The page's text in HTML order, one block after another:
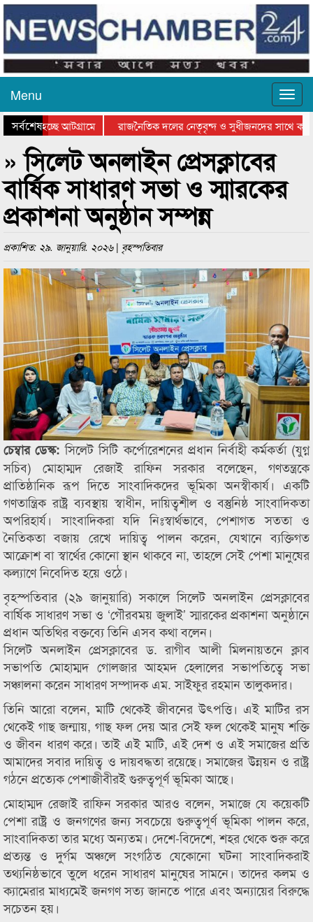
Menu
সর্বশেষ
হচ্ছে আটগ্রামে
রাজনৈতিক দলের নেতৃবৃন্দ ও সুধীজনদের সাথে
পুরস্কার বিতরণ সম্পন্ন
সিলেটে বাংলাদেশ গ্রুপ থিয়েটার ফেডারেশানের
» সিলেট অনলাইন প্রেসক্লাবের
বার্ষিক সাধারণ সভা ও স্মারকের
প্রকাশনা অনুষ্ঠান সম্পন্ন
প্রকাশিত: ২৯. জানুয়ারি. ২০২৬ | বৃহস্পতিবার
চেম্বার ডেস্ক:সিলেট সিটি কর্পোরেশনের প্রধান নির্বাহী কর্মকর্তা (যুগ্ন
সচিব) মোহাম্মদ রেজাই রাফিন সরকার বলেছেন, গণতন্ত্রকে
প্রাতিষ্ঠানিক রূপ দিতে সাংবাদিকদের ভূমিকা অনস্বীকার্য। একটি
গণতান্ত্রিক রাষ্ট্র ব্যবস্থায় স্বাধীন, দায়িত্বশীল ও বস্তুনিষ্ঠ সাংবাদিকতা
অপরিহার্য। সাংবাদিকরা যদি নিঃস্বার্থভাবে, পেশাগত সততা ও
নৈতিকতা বজায় রেখে দায়িত্ব পালন করেন, যেখানে ব্যক্তিগত
আক্রোশ বা স্বার্থের কোনো স্থান থাকবে না, তাহলে সেই পেশা মানুষের
কল্যাণে নিবেদিত হয়ে ওঠে।
বৃহস্পতিবার (২৯ জানুয়ারি) সকালে সিলেট অনলাইন প্রেসক্লাবের
বার্ষিক সাধারণ সভা ও ‘গৌরবময় জুলাই’ স্মারকের প্রকাশনা অনুষ্ঠানে
প্রধান অতিথির বক্তব্যে তিনি এসব কথা বলেন।
সিলেট অনলাইন প্রেসক্লাবের ড. রাগীব আলী মিলনায়তনে ক্লাব
সভাপতি মোহাম্মদ গোলজার আহমদ হেলালের সভাপতিত্বে সভা
সঞ্চালনা করেন সাধারণ সম্পাদক এম. সাইফুর রহমান তালুকদার।
তিনি আরো বলেন, মাটি থেকেই জীবনের উৎপত্তি। এই মাটির রস
থেকেই গাছ জন্মায়, গাছ ফল দেয় আর সেই ফল থেকেই মানুষ শক্তি
ও জীবন ধারণ করে। তাই এই মাটি, এই দেশ ও এই সমাজের প্রতি
আমাদের সবার দায়িত্ব ও দায়বদ্ধতা রয়েছে। সমাজের উন্নয়ন ও রাষ্ট্র
গঠনে প্রত্যেক পেশাজীবীরই গুরুত্বপূর্ণ ভূমিকা আছে।
মোহাম্মদ রেজাই রাফিন সরকার আরও বলেন, সমাজে যে কয়েকটি
পেশা রাষ্ট্র ও জনগণের জন্য সবচেয়ে গুরুত্বপূর্ণ ভূমিকা পালন করে,
সাংবাদিকতা তার মধ্যে অন্যতম। দেশে-বিদেশে, শহর থেকে শুরু করে
প্রত্যন্ত ও দুর্গম অঞ্চলে সংগঠিত যেকোনো ঘটনা সাংবাদিকরাই
তথ্যনিষ্ঠভাবে তুলে ধরেন সাধারণ মানুষের সামনে। তাদের কলম ও
ক্যামেরার মাধ্যমেই জনগণ সত্য জানতে পারে এবং অন্যায়ের বিরুদ্ধে
সচেতন হয়।